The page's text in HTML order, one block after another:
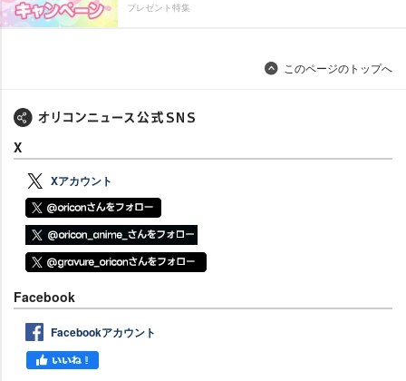
プレゼント特集
このページのトップへ
X
Xアカウント
Facebook
Facebookアカウント